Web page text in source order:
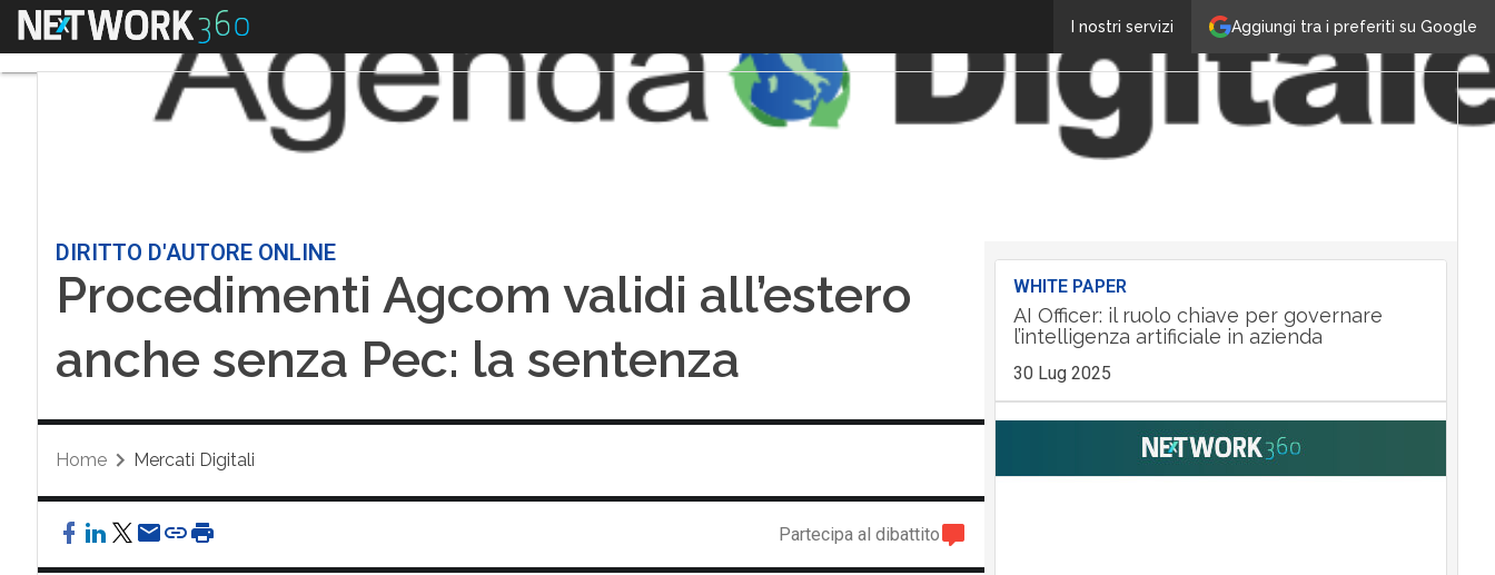
Aggiungi tra i preferiti su Google
I nostri servizi
Menu
DIRITTO D'AUTORE ONLINE
Procedimenti Agcom validi all’estero
anche senza Pec: la sentenza
Home Mercati Digitali
Partecipa al dibattito
WHITE PAPER
AI Officer: il ruolo chiave per governare
l’intelligenza artificiale in azienda
30 Lug 2025